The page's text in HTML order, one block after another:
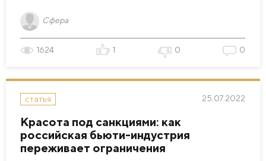
Сфера
1624 1 0 0
статья 25.07.2022
Красота под санкциями: как
российская бьюти-индустрия
переживает ограничения